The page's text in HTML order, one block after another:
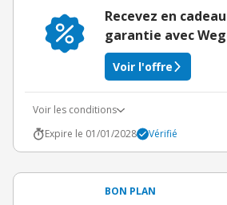
Recevez en
garantie avec
Voir l'offre
Voir les conditions
Expire le 01/01/2028
Vérifié
BON PLAN